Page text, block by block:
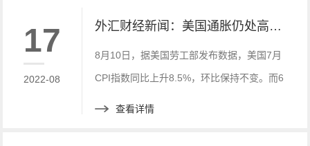
17
2022-08
外汇财经新闻：美国通胀仍处高位：7月CPI同比涨8.5%
8月10日，据美国劳工部发布数据，美国7月
CPI指数同比上升8.5%，环比保持不变。而6
查看详情